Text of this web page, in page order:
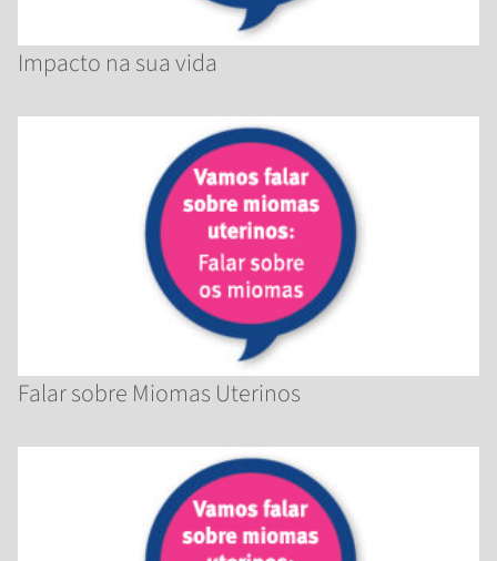
Impacto na sua vida
Falar sobre Miomas Uterinos